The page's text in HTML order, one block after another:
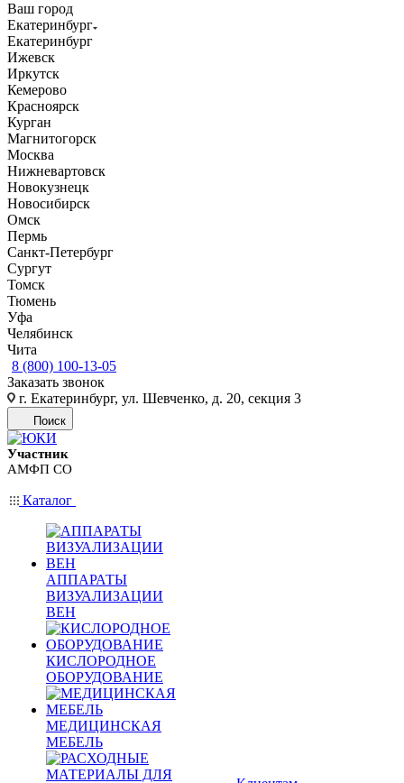
Ваш город
Екатеринбург
Екатеринбург
Ижевск
Иркутск
Кемерово
Красноярск
Курган
Магнитогорск
Москва
Нижневартовск
Новокузнецк
Новосибирск
Омск
Пермь
Санкт-Петербург
Сургут
Томск
Тюмень
Уфа
Челябинск
Чита
8 (800) 100-13-05
Заказать звонок
г. Екатеринбург, ул. Шевченко, д. 20, секция 3
Поиск
Участник
АМФП СО
Каталог
АППАРАТЫ
ВИЗУАЛИЗАЦИИ
ВЕН
КИСЛОРОДНОЕ
ОБОРУДОВАНИЕ
МЕДИЦИНСКАЯ
МЕБЕЛЬ